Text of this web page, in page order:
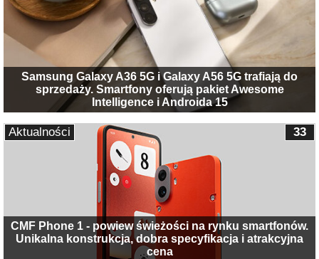
Samsung Galaxy A36 5G i Galaxy A56 5G trafiają do
sprzedaży. Smartfony oferują pakiet Awesome
Intelligence i Androida 15
CMF Phone 1 - powiew świeżości na rynku smartfonów.
Unikalna konstrukcja, dobra specyfikacja i atrakcyjna
cena
33
Aktualności